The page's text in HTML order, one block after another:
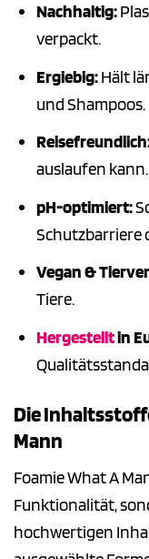
Nachhaltig:
verpackt.
Ergiebig:Hält
und Shampoos.
auslaufen kann.
pH-optimiert:
Schutzbarriere
Vegan &
Tiere.
Hergestelltin
Die
Mann
Foamie What A
Funktionalität,
hochwertigen